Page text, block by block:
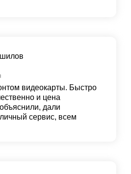
видеокарты. Быстро
и цена
дали
сервис, всем